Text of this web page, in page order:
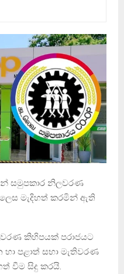
සමුපකාර නිලවරණ
ලෙස මැදිහත් කරමින් ඇති
කිහිපයක් පරාජයට
හා පළාත් සභා මැතිවරණ
වීම සිදු කරයි.